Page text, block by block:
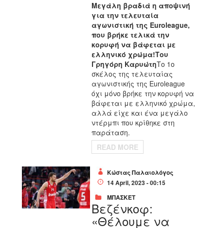
Μεγάλη βραδιά η αποψινή
για την τελευταία
αγωνιστική της Euroleague,
που βρήκε τελικά την
κορυφή να βάφεται με
ελληνικό χρώμα!Του
Γρηγόρη ΚαρυώτηΤο 1ο
σκέλος της τελευταίας
αγωνιστικής της Euroleague
όχι μόνο βρήκε την κορυφή να
βάφεται με ελληνικό χρώμα,
αλλά είχε και ένα μεγάλο
ντέρμπι που κρίθηκε στη
παράταση.
READ MORE
Κώστας Παλαιολόγος
14 April, 2023 - 00:15
ΜΠΑΣΚΕΤ
Βεζένκοφ:
«Θέλουμε να